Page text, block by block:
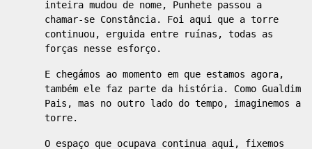
inteira mudou de nome, Punhete passou a
chamar-se Constância. Foi aqui que a torre
continuou, erguida entre ruínas, todas as
forças nesse esforço.
E chegámos ao momento em que estamos agora,
também ele faz parte da história. Como Gualdim
Pais, mas no outro lado do tempo, imaginemos a
torre.
O espaço que ocupava continua aqui, fixemos